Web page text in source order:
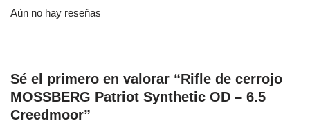
Aún no hay reseñas
Sé el primero en valorar “Rifle de cerrojo
MOSSBERG Patriot Synthetic OD – 6.5
Creedmoor”